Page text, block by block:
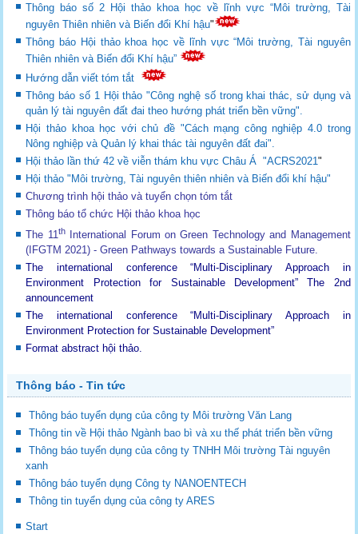
Thông báo số 2 Hội thảo khoa học về lĩnh vực “Môi trường, Tài
nguyên Thiên nhiên và Biến đổi Khí hậu"
Thông báo Hội thảo khoa học về lĩnh vực “Môi trường, Tài nguyên
Thiên nhiên và Biến đổi Khí hậu”
Hướng dẫn viết tóm tắt
Thông báo số 1 Hội thảo "Công nghệ số trong khai thác, sử dụng và
quản lý tài nguyên đất đai theo hướng phát triển bền vững".
Hội thảo khoa học với chủ đề "Cách mạng công nghiệp 4.0 trong
Nông nghiệp và Quản lý khai thác tài nguyên đất đai".
Hội thảo lần thứ 42 về viễn thám khu vực Châu Á "ACRS2021"
Hội thảo "Môi trường, Tài nguyên thiên nhiên và Biến đổi khí hậu"
Chương trình hội thảo và tuyển chọn tóm tắt
Thông báo tổ chức Hội thảo khoa học
The 11thInternational Forum on Green Technology and Management
(IFGTM 2021) - Green Pathways towards a Sustainable Future.
The international conference “Multi-Disciplinary Approach in
Environment Protection for Sustainable Development”The 2nd
announcement
The international conference “Multi-Disciplinary Approach in
Environment Protection for Sustainable Development”
Format abstract hội thảo.
Thông báo - Tin tức
Thông báo tuyển dụng của công ty Môi trường Văn Lang
Thông tin về Hội thảo Ngành bao bì và xu thế phát triển bền vững
Thông báo tuyển dụng của công ty TNHH Môi trường Tài nguyên
xanh
Thông báo tuyển dụng Công ty NANOENTECH
Thông tin tuyển dụng của công ty ARES
Start